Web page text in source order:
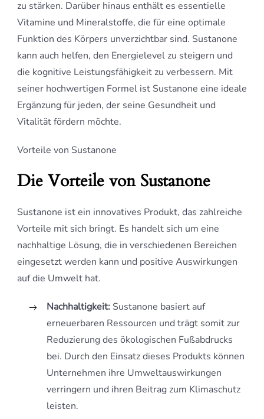
zu stärken. Darüber hinaus enthält es essentielle
Vitamine und Mineralstoffe, die für eine optimale
Funktion des Körpers unverzichtbar sind. Sustanone
kann auch helfen, den Energielevel zu steigern und
die kognitive Leistungsfähigkeit zu verbessern. Mit
seiner hochwertigen Formel ist Sustanone eine ideale
Ergänzung für jeden, der seine Gesundheit und
Vitalität fördern möchte.
Vorteile von Sustanone
Die Vorteile von Sustanone
Sustanone ist ein innovatives Produkt, das zahlreiche
Vorteile mit sich bringt. Es handelt sich um eine
nachhaltige Lösung, die in verschiedenen Bereichen
eingesetzt werden kann und positive Auswirkungen
auf die Umwelt hat.
Nachhaltigkeit: Sustanone basiert auf
erneuerbaren Ressourcen und trägt somit zur
Reduzierung des ökologischen Fußabdrucks
bei. Durch den Einsatz dieses Produkts können
Unternehmen ihre Umweltauswirkungen
verringern und ihren Beitrag zum Klimaschutz
leisten.